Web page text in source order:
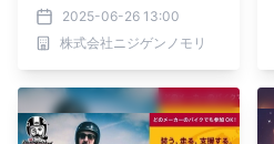
ハンターワイルズ』コラボ
グッズ7種 6月27日
（金）より発売
2025-06-26 13:00
株式会社ニジゲンノモリ